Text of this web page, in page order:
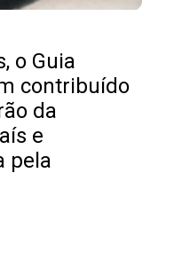
o Guia
contribuído
da
e
pela